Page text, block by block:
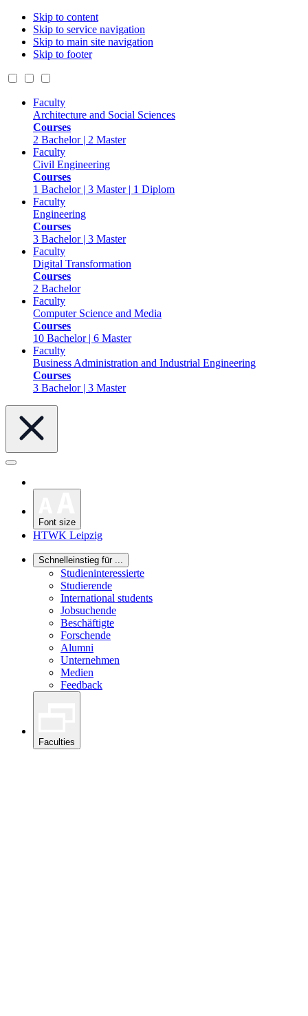
Skip to content
Skip to service navigation
Skip to main site navigation
Skip to footer
Faculty
Architecture and Social Sciences
Courses
2 Bachelor | 2 Master
Faculty
Civil Engineering
Courses
1 Bachelor | 3 Master | 1 Diplom
Faculty
Engineering
Courses
3 Bachelor | 3 Master
Faculty
Digital Transformation
Courses
2 Bachelor
Faculty
Computer Science and Media
Courses
10 Bachelor | 6 Master
Faculty
Business Administration and Industrial Engineering
Courses
3 Bachelor | 3 Master
Font size
HTWK Leipzig
Schnelleinstieg für ...
Studieninteressierte
Studierende
International students
Jobsuchende
Beschäftigte
Forschende
Alumni
Unternehmen
Medien
Feedback
Faculties